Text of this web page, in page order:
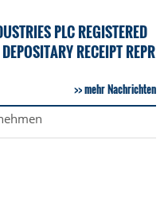
PLC REGISTERED
RECEIPT REPR
mehr Nachrichten